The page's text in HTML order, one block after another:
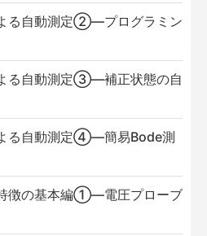
る自動測定②—プログラミン
る自動測定③—補正状態の自
る自動測定④—簡易Bode測
徴の基本編①—電圧プローブ